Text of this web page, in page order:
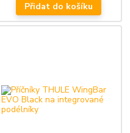
Přidat do košíku